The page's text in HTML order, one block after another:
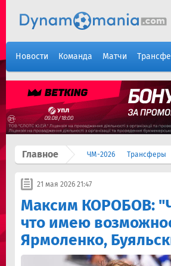
Новости Команда Матчи
Главное ЧМ-2026 Трансферы
21 мая 2026 21:47
Максим КОРОБОВ:
что имею
Ярмоленко,